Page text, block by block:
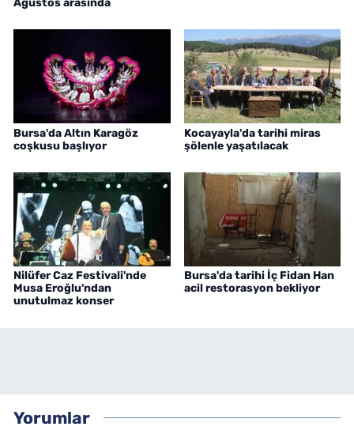
Bursa'da Altın Karagöz
coşkusu başlıyor
Kocayayla'da tarihi miras
şölenle yaşatılacak
Nilüfer Caz Festivali'nde
Musa Eroğlu'ndan
unutulmaz konser
Bursa'da tarihi İç Fidan Han
acil restorasyon bekliyor
Yorumlar